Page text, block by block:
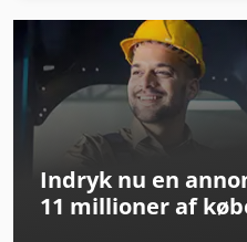
Kubota Kx027-4 (Hi)
Kubota Kx037-4
Kubota Kx042-4
Kubota Kx057-4
Kubota Kx080-4A2
Indryk nu en
11 millioner af